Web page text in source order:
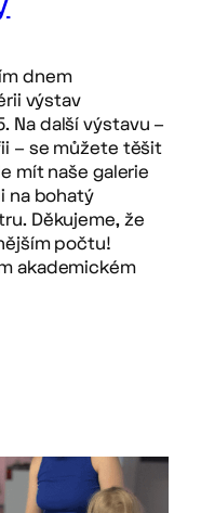
dnem
výstav
Na další výstavu –
– se můžete těšit
mít naše galerie
na bohatý
Děkujeme, že
počtu!
akademickém